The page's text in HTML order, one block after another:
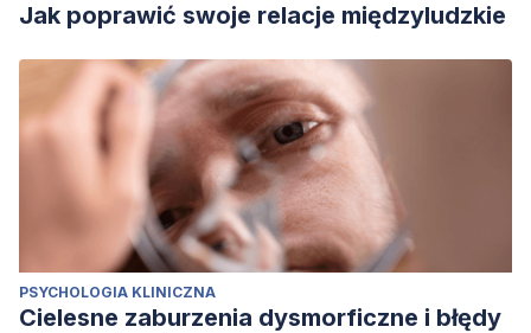
Jak poprawić swoje relacje międzyludzkie
PSYCHOLOGIA KLINICZNA
Cielesne zaburzenia dysmorficzne i błędy